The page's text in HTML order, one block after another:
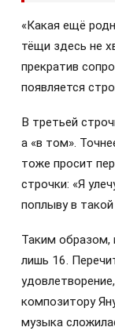
«Какая ещё
тёщи здесь не
прекратив
появляется
В третьей
а «в том».
тоже просит
строчки: «Я
поплыву в
Таким образом,
лишь 16.
композитору
музыка